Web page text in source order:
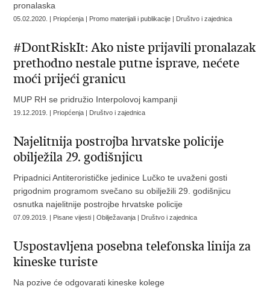
pronalaska
05.02.2020. | Priopćenja | Promo materijali i publikacije | Društvo i zajednica
#DontRiskIt: Ako niste prijavili pronalazak
prethodno nestale putne isprave, nećete
moći prijeći granicu
MUP RH se pridružio Interpolovoj kampanji
19.12.2019. | Priopćenja | Društvo i zajednica
Najelitnija postrojba hrvatske policije
obilježila 29. godišnjicu
Pripadnici Antiterorističke jedinice Lučko te uvaženi gosti
prigodnim programom svečano su obilježili 29. godišnjicu
osnutka najelitnije postrojbe hrvatske policije
07.09.2019. | Pisane vijesti | Obilježavanja | Društvo i zajednica
Uspostavljena posebna telefonska linija za
kineske turiste
Na pozive će odgovarati kineske kolege